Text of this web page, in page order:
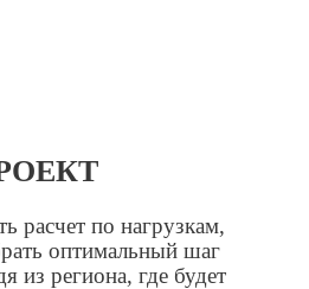
расчет по нагрузкам,
оптимальный шаг
из региона, где будет